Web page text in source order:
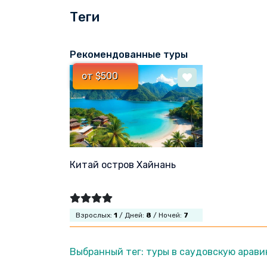
Теги
Рекомендованные туры
от $500
Китай остров Хайнань
Взрослых: 1 / Дней: 8 / Ночей: 7
Выбранный тег: туры в саудовскую